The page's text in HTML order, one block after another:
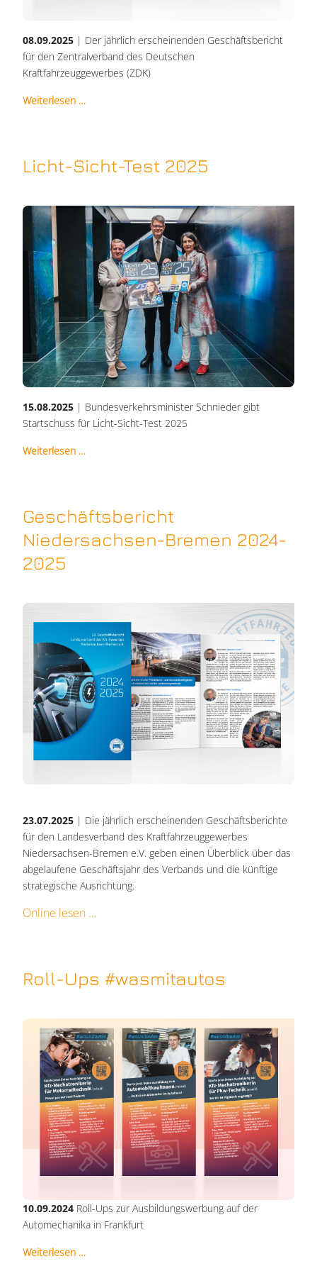
08.09.2025 | Der jährlich erscheinenden Geschäftsbericht
für den Zentralverband des Deutschen
Kraftfahrzeuggewerbes (ZDK)
Weiterlesen …
Licht-Sicht-Test 2025
15.08.2025 | Bundesverkehrsminister Schnieder gibt
Startschuss für Licht-Sicht-Test 2025
Weiterlesen …
Geschäftsbericht
Niedersachsen-Bremen 2024-
2025
23.07.2025 | Die jährlich erscheinenden Geschäftsberichte
für den Landesverband des Kraftfahrzeuggewerbes
Niedersachsen-Bremen e.V. geben einen Überblick über das
abgelaufene Geschäftsjahr des Verbands und die künftige
strategische Ausrichtung.
Online lesen
Roll-Ups #wasmitautos
10.09.2024 Roll-Ups zur Ausbildungswerbung auf der
Automechanika in Frankfurt
Weiterlesen …